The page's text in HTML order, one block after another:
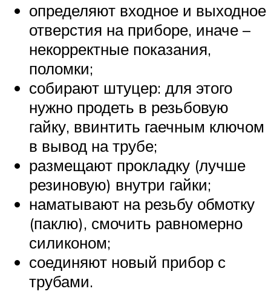
определяют входное и выходное
отверстия на приборе, иначе –
некорректные показания,
поломки;
собирают штуцер: для этого
нужно продеть в резьбовую
гайку, ввинтить гаечным ключом
в вывод на трубе;
размещают прокладку (лучше
резиновую) внутри гайки;
наматывают на резьбу обмотку
(паклю), смочить равномерно
силиконом;
соединяют новый прибор с
трубами.